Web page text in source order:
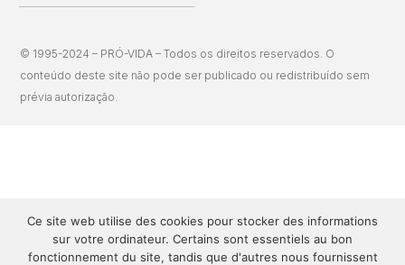
© 1995-2024 – PRÓ-VIDA – Todos os direitos reservados. O
conteúdo deste site não pode ser publicado ou redistribuído sem
prévia autorização.
Ce site web utilise des cookies pour stocker des informations
sur votre ordinateur. Certains sont essentiels au bon
fonctionnement du site, tandis que d'autres nous fournissent